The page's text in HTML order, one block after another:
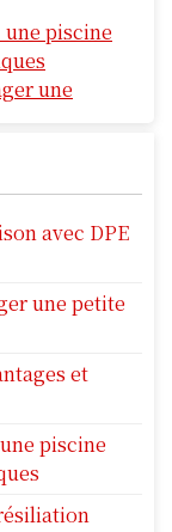
piscine
une
avec DPE
une petite
et
piscine